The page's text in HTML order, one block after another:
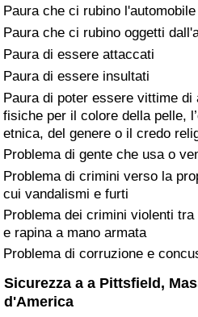
Paura che ci rubino l'automobile
Paura che ci rubino oggetti
Paura di essere attaccati
Paura di essere insultati
Paura di poter essere vittime di
fisiche per il colore della pelle,
etnica, del genere o il credo
Problema di gente che usa o
Problema di crimini verso la
cui vandalismi e furti
Problema dei crimini violenti
e rapina a mano armata
Problema di corruzione e
Sicurezza a a Pittsfield,
d'America
Indice dell’Assistenza
Indice dell’Assistenza
Nazione
Inquinamento
Indice dell’Inquinamento
Indice di inquinamento
Indice dell’Inquinamento per